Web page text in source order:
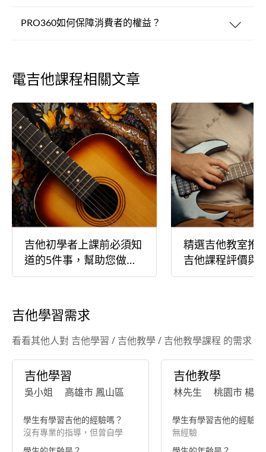
PRO360如何保障消費者的權益？
電吉他課程相關文章
吉他初學者上課前必須知
道的5件事，幫助您做好
吉他入門的準備
精選吉他教室推
吉他課程評價與
吉他學習需求
看看其他人對 吉他學習 / 吉他教學 / 吉他教學課程 的需求
吉他學習
吳小姐 高雄市 鳳山區
學生有學習吉他的經驗嗎？
沒有專業的指導，但曾自學
吉他教學
林先生 桃園市 楊梅
學生有學習吉他的經驗嗎
無經驗